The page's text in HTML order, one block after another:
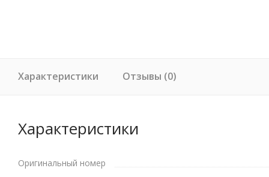
Характеристики Отзывы (0)
Характеристики
Оригинальный номер